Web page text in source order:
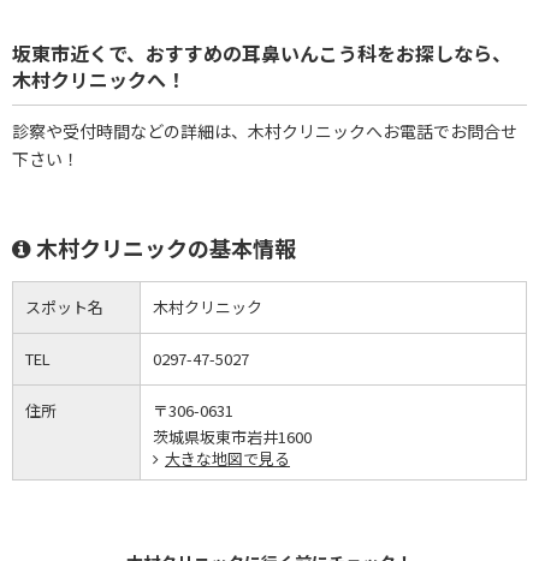
坂東市近くで、おすすめの耳鼻いんこう科をお探しなら、
木村クリニックへ！
診察や受付時間などの詳細は、木村クリニックへお電話でお問合せ
下さい！
木村クリニックの基本情報
スポット名 木村クリニック
TEL 0297-47-5027
住所
〒306-0631
茨城県坂東市岩井1600
大きな地図で見る